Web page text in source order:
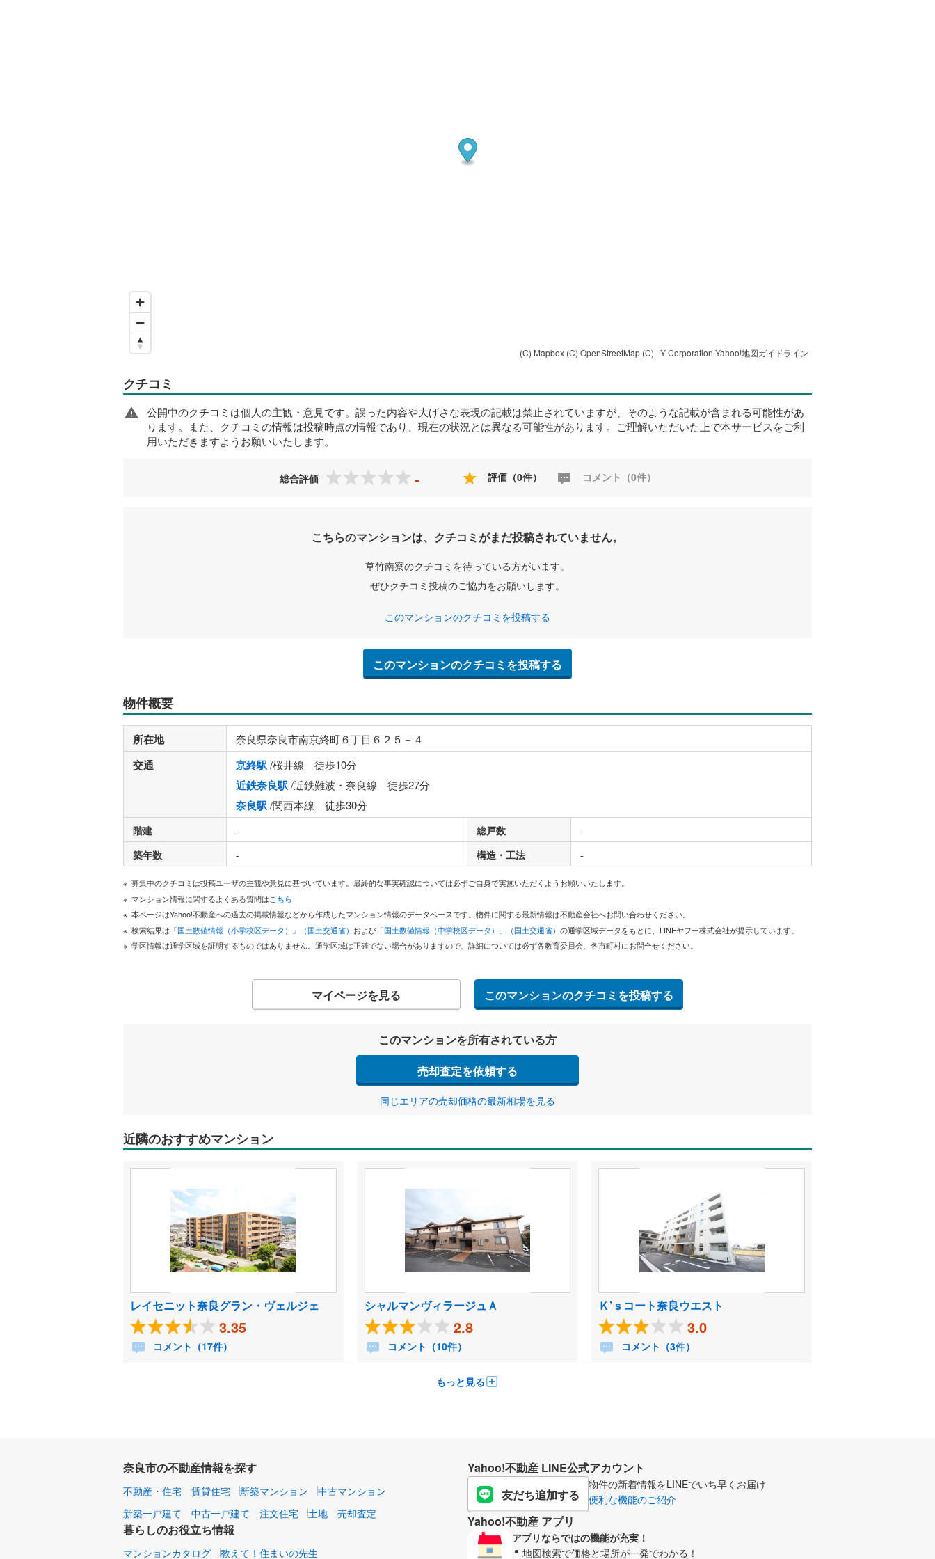
(C) Mapbox (C) OpenStreetMap (C) LY Corporation Yahoo!地図ガイドライン
クチコミ
公開中のクチコミは個人の主観・意見です。誤った内容や大げさな表現の記載は禁止されていますが、そのような記載が含まれる可能性があ
ります。また、クチコミの情報は投稿時点の情報であり、現在の状況とは異なる可能性があります。ご理解いただいた上で本サービスをご利
用いただきますようお願いいたします。
総合評価 - 評価（0件） コメント（0件）
こちらのマンションは、クチコミがまだ投稿されていません。
草竹南寮のクチコミを待っている方がいます。
ぜひクチコミ投稿のご協力をお願いします。
このマンションのクチコミを投稿する
このマンションのクチコミを投稿する
物件概要
所在地 奈良県奈良市南京終町６丁目６２５－４
交通 京終駅/桜井線 徒歩10分
近鉄奈良駅/近鉄難波・奈良線 徒歩27分
奈良駅/関西本線 徒歩30分
階建 - 総戸数
-
築年数
- 構造・工法 -
募集中のクチコミは投稿ユーザの主観や意見に基づいています。最終的な事実確認については必ずご自身で実施いただくようお願いいたします。
マンション情報に関するよくある質問はこちら
本ページはYahoo!不動産への過去の掲載情報などから作成したマンション情報のデータベースです。物件に関する最新情報は不動産会社へお問い合わせください。
検索結果は 「国土数値情報（小学校区データ）」（国土交通省） および 「国土数値情報（中学校区データ）」（国土交通省） の通学区域データをもとに、LINEヤフー株式会社が提示しています。
学区情報は通学区域を証明するものではありません。通学区域は正確でない場合がありますので、詳細については必ず各教育委員会、各市町村にお問合せください。
マイページを見る このマンションのクチコミを投稿する
このマンションを所有されている方
売却査定を依頼する
同じエリアの売却価格の最新相場を見る
近隣のおすすめマンション
レイセニット奈良グラン・ヴェルジェ
3.35
コメント（17件）
シャルマンヴィラージュＡ
2.8
コメント（10件）
Ｋ’ｓコート奈良ウエスト
3.0
コメント（3件）
もっと見る
奈良市の不動産情報を探す
不動産・住宅 賃貸住宅 新築マンション
中古マンション
新築一戸建て
中古一戸建て 注文住宅 土地 売却査定
暮らしのお役立ち情報
マンションカタログ 教えて！住まいの先生
Yahoo!不動産 LINE公式アカウント
友だち追加する
物件の新着情報をLINEでいち早くお届け
便利な機能のご紹介
Yahoo!不動産 アプリ
アプリならではの機能が充実！
地図検索で価格と場所が一発でわかる！